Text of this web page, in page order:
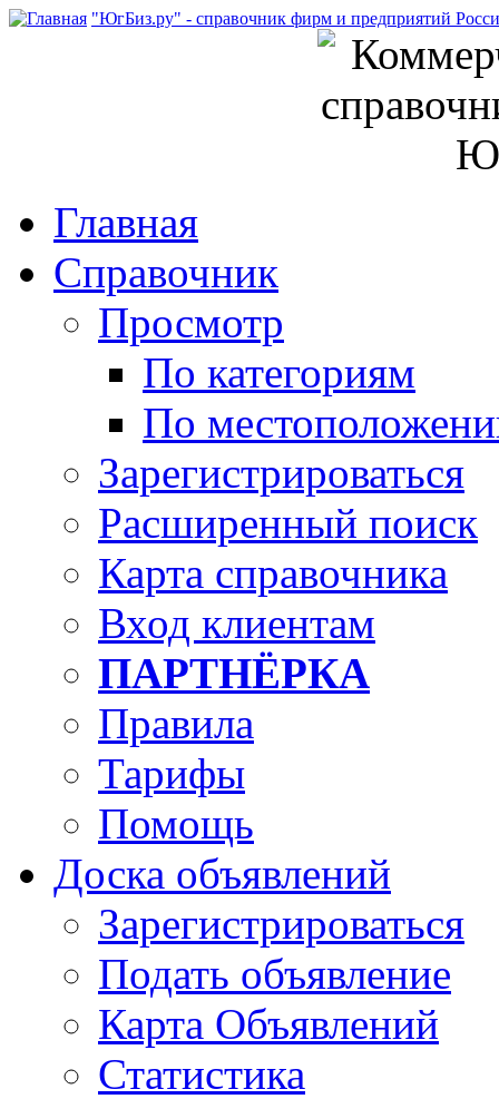
"ЮгБиз.ру" - справочник фирм и предприятий
Главная
Справочник
Просмотр
По категориям
По
Зарегистрироваться
Расширенный поиск
Карта справочника
Вход клиентам
ПАРТНЁРКА
Правила
Тарифы
Помощь
Доска объявлений
Зарегистрироваться
Подать объявление
Карта Объявлений
Статистика